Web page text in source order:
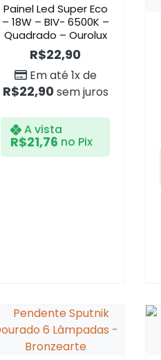
Painel Led Super Eco
– 18W – BIV- 6500K –
Quadrado – Ourolux
R$22,90
Em até 1x de
R$22,90 sem juros
A vista
R$21,76 no Pix